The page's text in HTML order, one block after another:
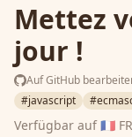
Mettez
jour !
Auf GitHub
#javascript
Verfügbar auf🇫🇷 FR